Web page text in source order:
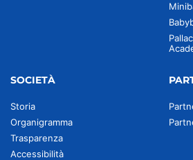
SOCIETÀ
Storia
Organigramma
Trasparenza
Accessibilità